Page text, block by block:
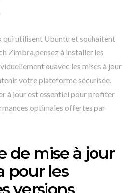
qui utilisent Ubuntu et souhaitent
Zimbra,pensez à installer les
ouavec les mises à jour
votre plateforme sécurisée.
à jour est essentiel pour profiter
optimales offertes par
de mise à jour
pour les
versions